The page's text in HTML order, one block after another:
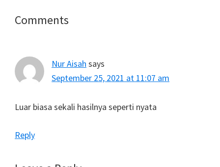
Reader
Comments
Nur Aisah says
September 25, 2021 at 11:07 am
Luar biasa sekali hasilnya seperti nyata
Reply